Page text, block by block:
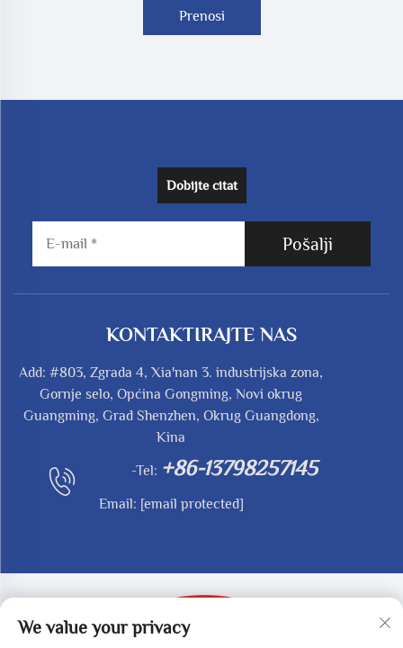
Prenosi
Dobijte citat
Pošalji
KONTAKTIRAJTE NAS
Add: #803, Zgrada 4, Xia'nan 3. industrijska zona,
Gornje selo, Općina Gongming, Novi okrug
Guangming, Grad Shenzhen, Okrug Guangdong,
Kina
-Tel: +86-13798257145
Email: [email protected]
We value your privacy